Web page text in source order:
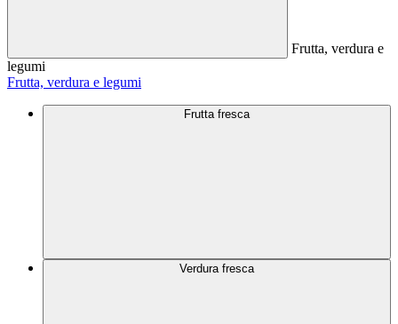
Frutta, verdura e
legumi
Frutta, verdura e legumi
Frutta fresca
Verdura fresca